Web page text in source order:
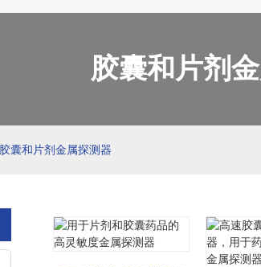
胶囊和片剂
胶囊和片剂金属探测器